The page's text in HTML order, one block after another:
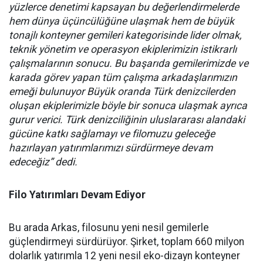
yüzlerce denetimi kapsayan bu değerlendirmelerde
hem dünya üçüncülüğüne ulaşmak hem de büyük
tonajlı konteyner gemileri kategorisinde lider olmak,
teknik yönetim ve operasyon ekiplerimizin istikrarlı
çalışmalarının sonucu. Bu başarıda gemilerimizde ve
karada görev yapan tüm çalışma arkadaşlarımızın
emeği bulunuyor Büyük oranda Türk denizcilerden
oluşan ekiplerimizle böyle bir sonuca ulaşmak ayrıca
gurur verici. Türk denizciliğinin uluslararası alandaki
gücüne katkı sağlamayı ve filomuzu geleceğe
hazırlayan yatırımlarımızı sürdürmeye devam
edeceğiz” dedi.
Filo Yatırımları Devam Ediyor
Bu arada Arkas, filosunu yeni nesil gemilerle
güçlendirmeyi sürdürüyor. Şirket, toplam 660 milyon
dolarlık yatırımla 12 yeni nesil eko-dizayn konteyner